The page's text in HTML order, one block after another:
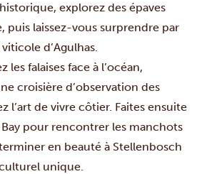
explorez des épaves
puis laissez-vous surprendre par
d’Agulhas.
les falaises face à l’océan,
croisière d’observation des
l’art de vivre côtier. Faites ensuite
Bay pour rencontrer les manchots
en beauté à Stellenbosch
unique.